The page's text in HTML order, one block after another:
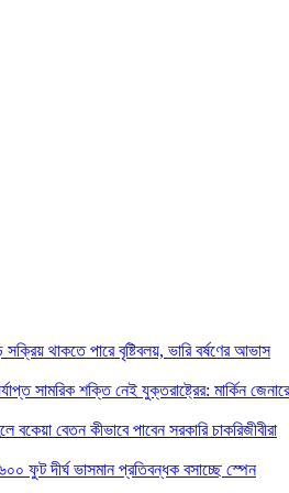
থাকতে পারে বৃষ্টিবলয়, ভারি বর্ষণের আভাস
সামরিক শক্তি নেই যুক্তরাষ্ট্রের: মার্কিন
বকেয়া বেতন কীভাবে পাবেন সরকারি চাকরিজীবীরা
ফুট দীর্ঘ ভাসমান প্রতিবন্ধক বসাচ্ছে স্পেন